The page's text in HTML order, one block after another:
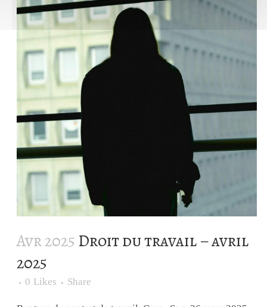
Avr 2025 Droit du travail – avril
2025
0 Likes Share